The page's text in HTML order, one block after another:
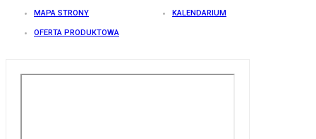
MAPA STRONY KALENDARIUM
OFERTA PRODUKTOWA